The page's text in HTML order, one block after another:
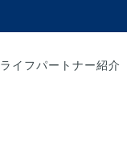
ライフパートナー紹介